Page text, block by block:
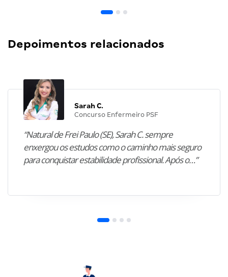
Depoimentos relacionados
Sarah C.
Concurso Enfermeiro PSF
“Natural de Frei Paulo (SE), Sarah C. sempre
enxergou os estudos como o caminho mais seguro
para conquistar estabilidade profissional. Após o…”